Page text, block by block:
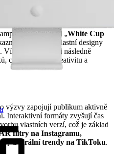
je například „White Cup
navrhovali vlastní designy
design byl následně
což podpořilo kreativitu a
výzvy zapojují publikum aktivně
Interaktivní formáty zvyšují čas
vlastních verzí, což je základ
filtry na Instagramu,
a virální trendy na TikToku.